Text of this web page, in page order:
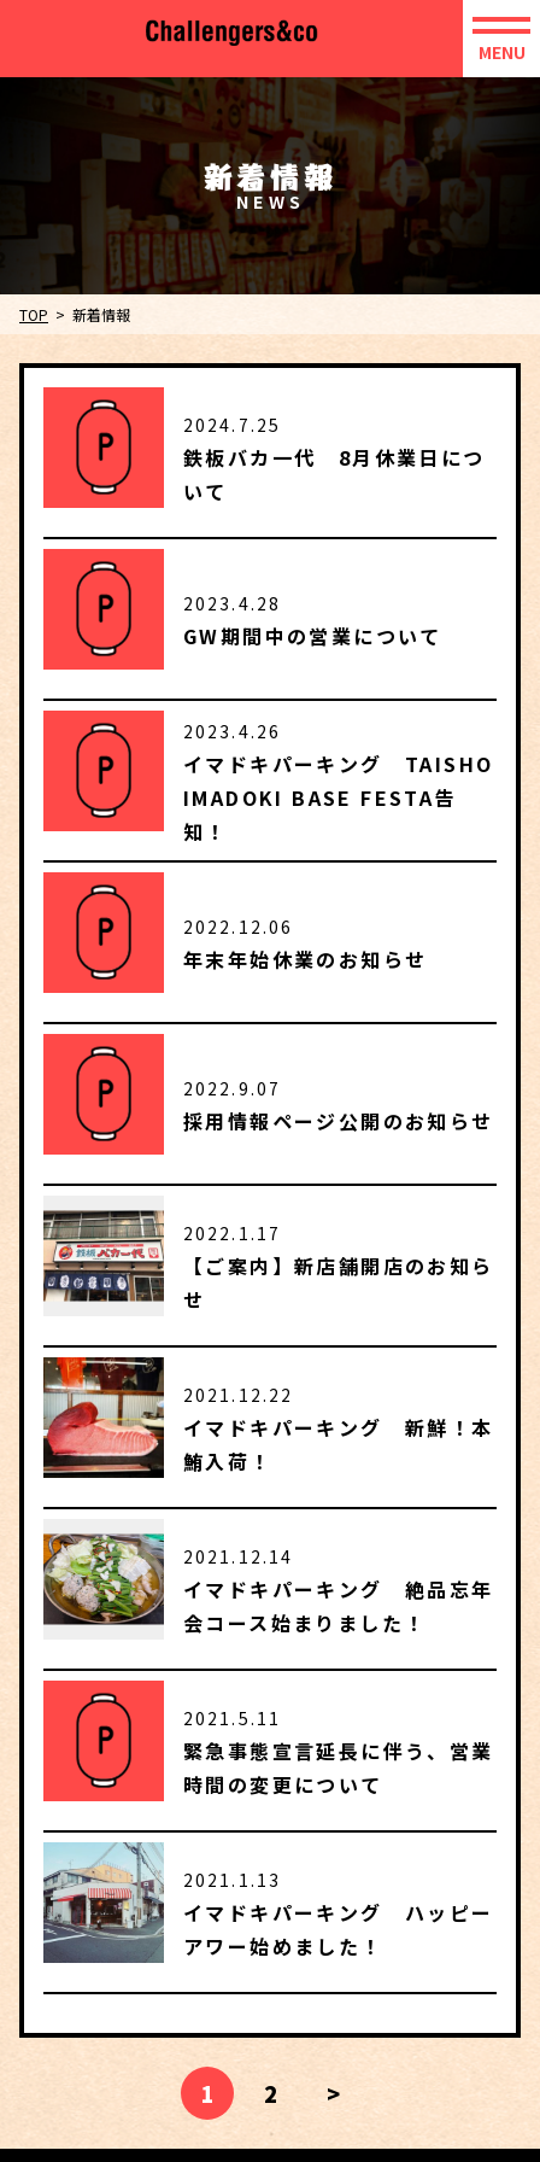
MENU
新着情報
TOP 新着情報
2024.7.25
鉄板バカ一代 8月休業日につ
いて
2023.4.28
GW期間中の営業について
2023.4.26
イマドキパーキング TAISHO
IMADOKI BASE FESTA告
知！
2022.12.06
年末年始休業のお知らせ
2022.9.07
採用情報ページ公開のお知らせ
2022.1.17
【ご案内】新店舗開店のお知ら
せ
2021.12.22
イマドキパーキング 新鮮！本
鮪入荷！
2021.12.14
イマドキパーキング 絶品忘年
会コース始まりました！
2021.5.11
緊急事態宣言延長に伴う、営業
時間の変更について
2021.1.13
イマドキパーキング ハッピー
アワー始めました！
1 2 >